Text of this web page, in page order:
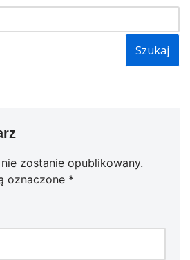
zostanie opublikowany.
oznaczone *